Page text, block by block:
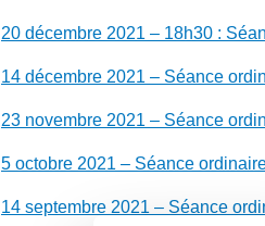
20 décembre 2021 – 18h30 :
14 décembre 2021 – Séance
23 novembre 2021 – Séance
5 octobre 2021 – Séance
14 septembre 2021 – Séance